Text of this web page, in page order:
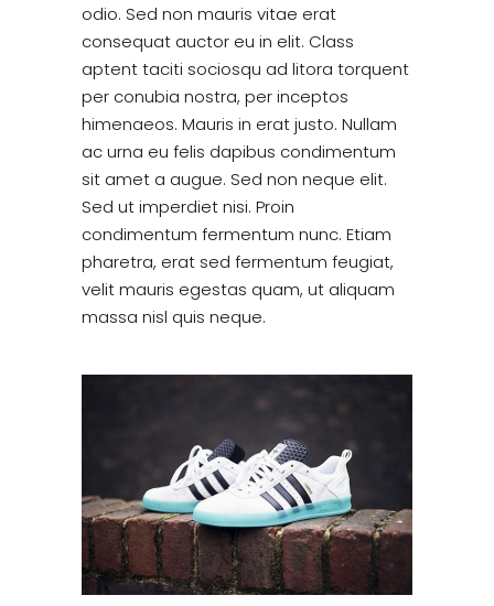
odio. Sed non mauris vitae erat
consequat auctor eu in elit. Class
aptent taciti sociosqu ad litora torquent
per conubia nostra, per inceptos
himenaeos. Mauris in erat justo. Nullam
ac urna eu felis dapibus condimentum
sit amet a augue. Sed non neque elit.
Sed ut imperdiet nisi. Proin
condimentum fermentum nunc. Etiam
pharetra, erat sed fermentum feugiat,
velit mauris egestas quam, ut aliquam
massa nisl quis neque.